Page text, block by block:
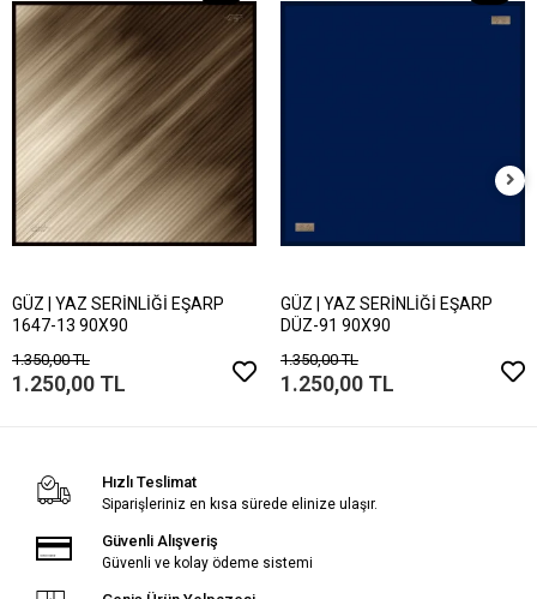
GÜZ | YAZ SERİNLİĞİ EŞARP
1647-13 90X90
1.350,00 TL
1.250,00 TL
GÜZ | YAZ SERİNLİĞİ EŞARP
DÜZ-91 90X90
1.350,00 TL
1.250,00 TL
Hızlı Teslimat
Siparişleriniz en kısa sürede elinize ulaşır.
Güvenli Alışveriş
Güvenli ve kolay ödeme sistemi